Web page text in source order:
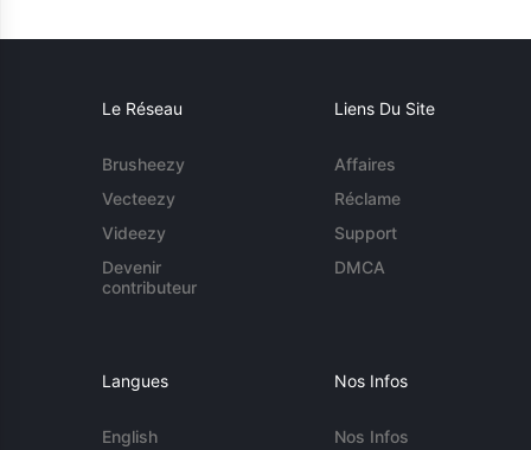
Le Réseau
Brusheezy
Vecteezy
Videezy
Devenir
contributeur
Liens Du Site
Affaires
Réclame
Support
DMCA
Langues
English
Nos Infos
Nos Infos